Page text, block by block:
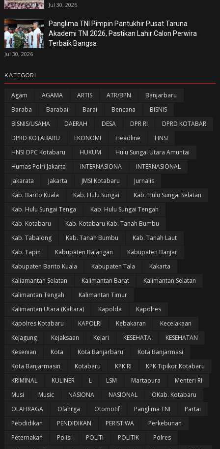
Jul 30, 2026
Panglima TNI Pimpin Pantukhir Pusat Taruna
Akademi TNI 2026, Pastikan Lahir Calon Perwira
Terbaik Bangsa
Jul 30, 2026
KATEGORI
Agam AGAMA ARTIS ATR/BPN
Banjarbaru
Baraba
Barabai Barai Bencana
BISNIS
BISNIS/USAHA
DAERAH DESA DPR RI
DPRD KOTABAR
DPRD KOTABARU
EKONOMI Headline
HNSI
HNSI DPC Kotabaru
HUKUM
Hulu Sungai Utara Amuntai
Humas Polri Jakarta
INTERNASIONA
INTERNASIONAL
Jakarata
Jakarta JMSI Kotabaru
Jurnalis
Kab. Barito Kuala
Kab. Hulu Sungai
Kab. Hulu Sungai Selatan
Kab. Hulu Sungai Tenga
Kab. Hulu Sungai Tengah
Kab. Kotabaru
Kab. Kotabaru Kab. Tanah Bumbu
Kab. Tabalong
Kab. Tanah Bumbu
Kab. Tanah Laut
Kab. Tapin
Kabupaten Balangan
Kabupaten Banjar
Kabupaten Barito Kuala
Kabupaten Tala
Kakarta
Kaliamantan Selatan
Kalimantan Barat
Kalimantan Selatan
Kalimantan Tengah
Kalimantan Timur
Kalimantan Utara (Kaltara)
Kapolda
Kapolres
Kapolres Kotabaru
KAPOLRI Kebakaran
Kecelakaan
Kejagung
Kejaksaan Kejari KESEHATA
KESEHATAN
Kesenian
Kota Kota Banjarbaru
Kota Banjarmasi
Kota Banjarmasin
Kotabaru KPK RI
KPK Tipikor Kotabaru
KRIMINAL
KULINER L LSM Martapura
Menteri RI
Musi
Music NASIONA NASIONAL
OKab. Kotabaru
OLAHRAGA
Olahrga Otomotif Panglima TNI
Partai
Pebdidikan
PENDIDIKAN PERISTIWA
Perkebunan
Peternakan
Polisi POLITI POLITIK
Polres